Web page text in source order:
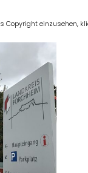
Copyright einzusehen,